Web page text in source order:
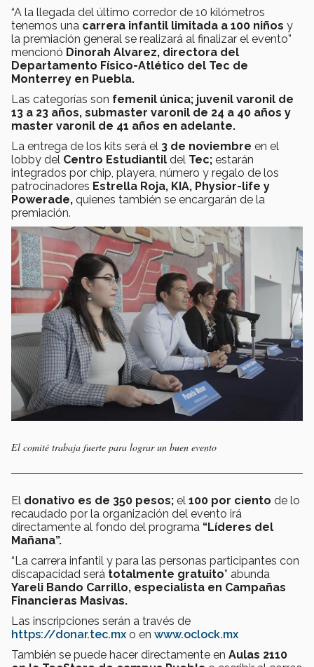
“A la llegada del último corredor de 10 kilómetros
tenemos una carrera infantil limitada a 100 niños y
la premiación general se realizará al finalizar el evento”
mencionó Dinorah Alvarez, directora del
Departamento Físico-Atlético del Tec de
Monterrey en Puebla.
Las categorías son femenil única; juvenil varonil de
13 a 23 años, submaster varonil de 24 a 40 años y
master varonil de 41 años en adelante.
La entrega de los kits será el 3 de noviembre en el
lobby del Centro Estudiantil del Tec; estarán
integrados por chip, playera, número y regalo de los
patrocinadores Estrella Roja, KIA, Physior-life y
Powerade, quienes también se encargarán de la
premiación.
El comité trabaja fuerte para lograr un buen evento
El donativo es de 350 pesos; el 100 por ciento de lo
recaudado por la organización del evento irá
directamente al fondo del programa “Líderes del
Mañana”.
“La carrera infantil y para las personas participantes con
discapacidad será totalmente gratuito” abunda
Yareli Bando Carrillo, especialista en Campañas
Financieras Masivas.
Las inscripciones serán a través de
https://donar.tec.mx o en www.oclock.mx
También se puede hacer directamente en Aulas 2110